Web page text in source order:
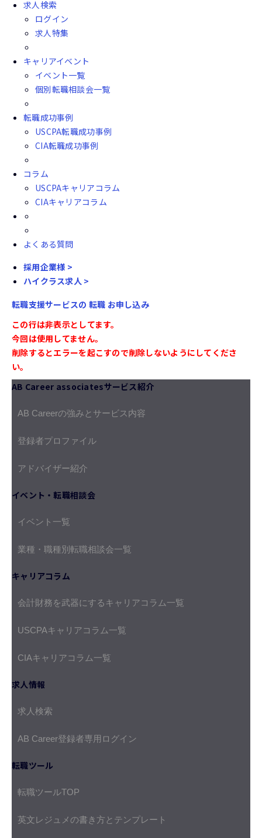
求人検索
ログイン
求人特集
キャリアイベント
イベント一覧
個別転職相談会一覧
転職成功事例
USCPA転職成功事例
CIA転職成功事例
コラム
USCPAキャリアコラム
CIAキャリアコラム
よくある質問
採用企業様 >
ハイクラス求人 >
転職支援サービスの 転職 お申し込み
この行は非表示としてます。
今回は使用してません。
削除するとエラーを起こすので削除しないようにしてくださ
い。
AB Career associatesサービス紹介
AB Careerの強みとサービス内容
登録者プロファイル
アドバイザー紹介
イベント・転職相談会
イベント一覧
業種・職種別転職相談会一覧
キャリアコラム
会計財務を武器にするキャリアコラム一覧
USCPAキャリアコラム一覧
CIAキャリアコラム一覧
求人情報
求人検索
AB Career登録者専用ログイン
転職ツール
転職ツールTOP
英文レジュメの書き方とテンプレート